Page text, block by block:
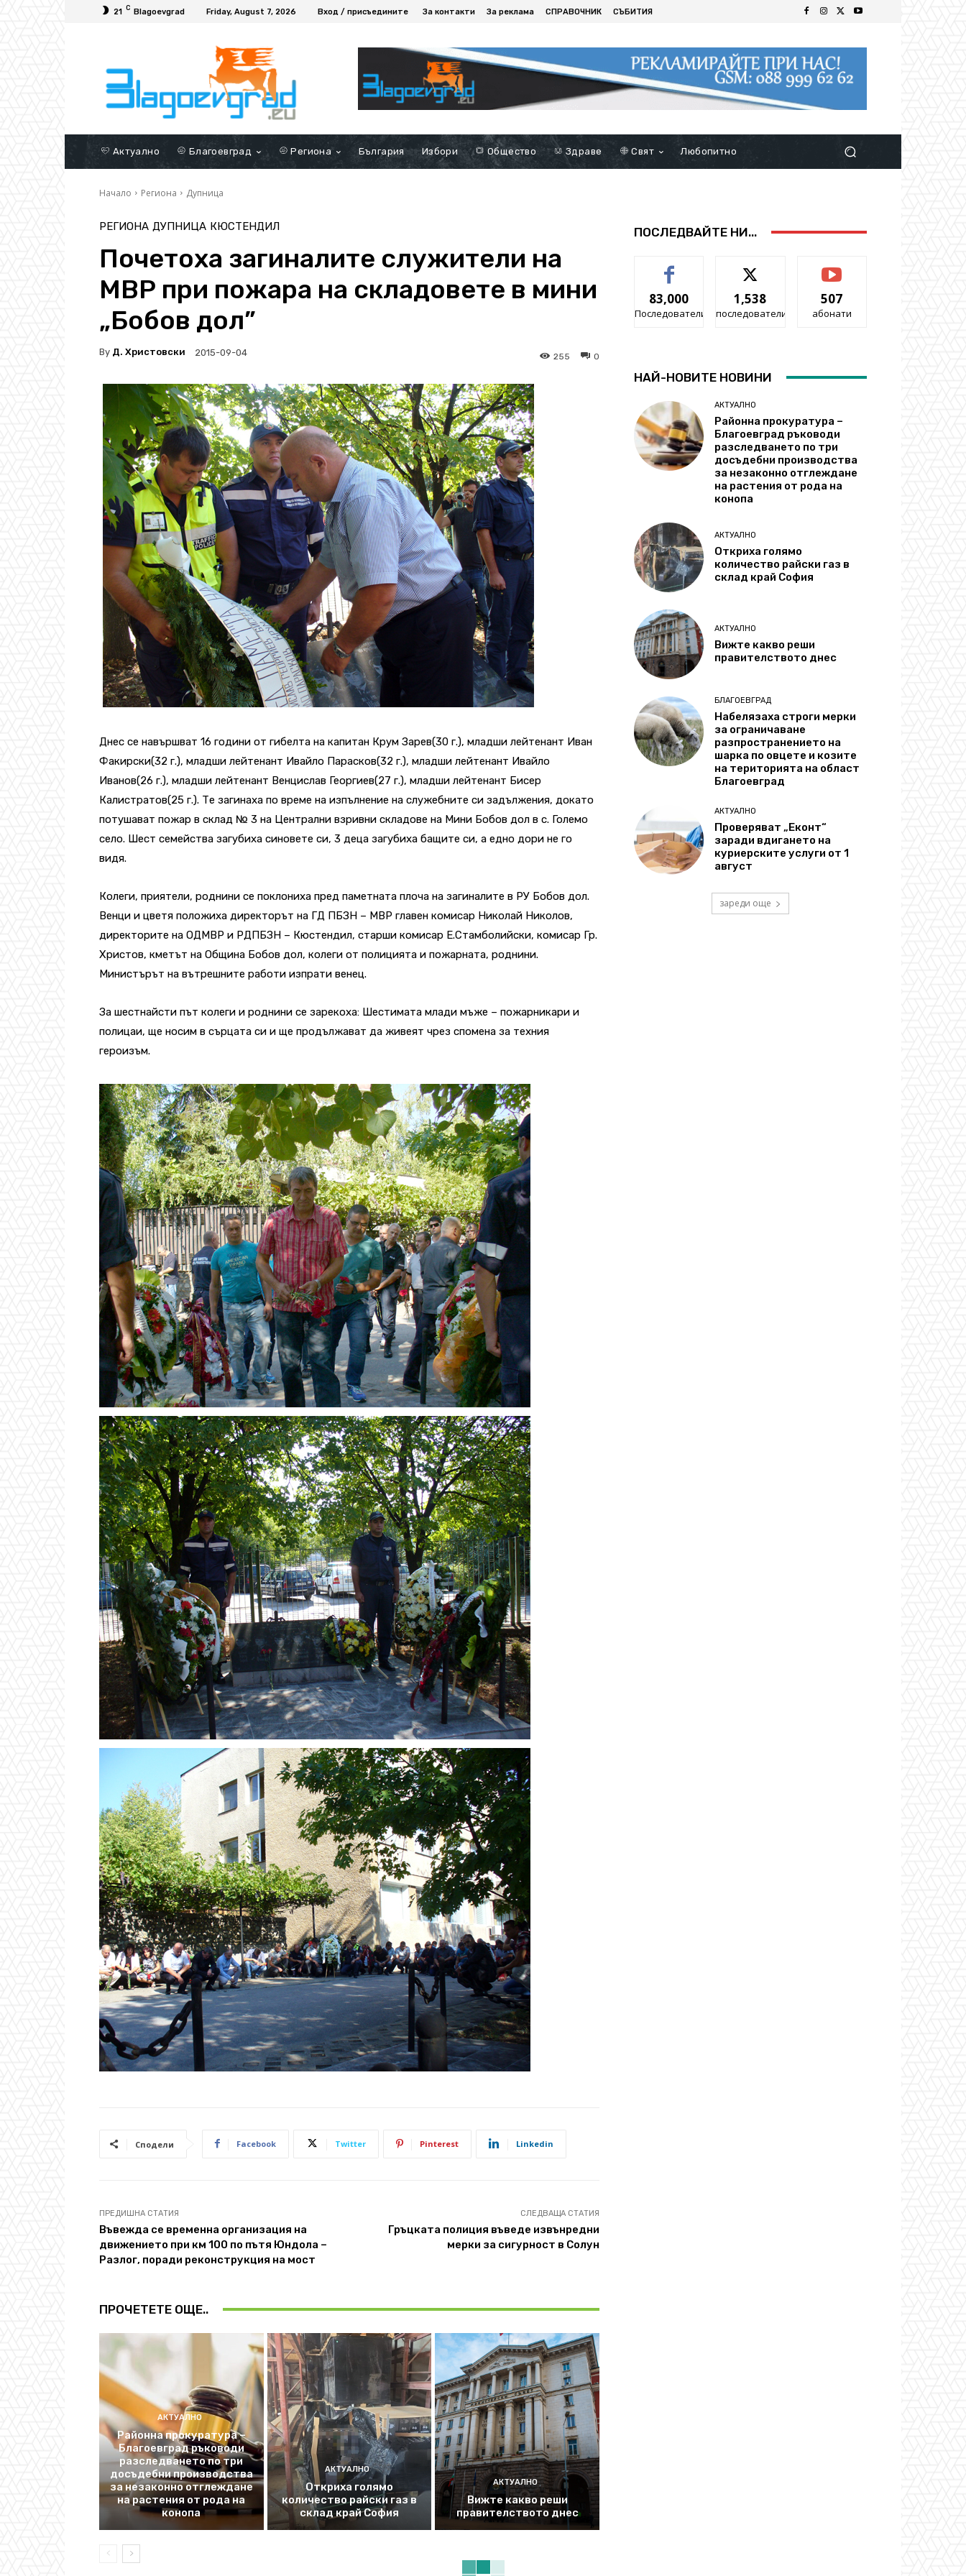
21 C Blagoevgrad Friday, August 7, 2026 Вход / присъедините За контакти За реклама СПРАВОЧНИК СЪБИТИЯ
Актуално Благоевград Региона България Избори Общество Здраве Свят Любопитно
Начало Региона Дупница
РЕГИОНА ДУПНИЦА КЮСТЕНДИЛ
Почетоха загиналите служители на
МВР при пожара на складовете в мини
„Бобов дол”
By Д. Христовски 2015-09-04 0
255
Днес се навършват 16 години от гибелта на капитан Крум Зарев(30 г.), младши лейтенант Иван
Факирски(32 г.), младши лейтенант Ивайло Парасков(32 г.), младши лейтенант Ивайло
Иванов(26 г.), младши лейтенант Венцислав Георгиев(27 г.), младши лейтенант Бисер
Калистратов(25 г.). Те загинаха по време на изпълнение на служебните си задължения, докато
потушават пожар в склад № 3 на Централни взривни складове на Мини Бобов дол в с. Големо
село. Шест семейства загубиха синовете си, 3 деца загубиха бащите си, а едно дори не го
видя.
Колеги, приятели, роднини се поклониха пред паметната плоча на загиналите в РУ Бобов дол.
Венци и цветя положиха директорът на ГД ПБЗН – МВР главен комисар Николай Николов,
директорите на ОДМВР и РДПБЗН – Кюстендил, старши комисар Е.Стамболийски, комисар Гр.
Христов, кметът на Община Бобов дол, колеги от полицията и пожарната, роднини.
Министърът на вътрешните работи изпрати венец.
За шестнайсти път колеги и роднини се зарекоха: Шестимата млади мъже – пожарникари и
полицаи, ще носим в сърцата си и ще продължават да живеят чрез спомена за техния
героизъм.
Сподели Facebook Twitter Pinterest Linkedin
ПРЕДИШНА СТАТИЯ
Въвежда се временна организация на
движението при км 100 по пътя Юндола –
Разлог, поради реконструкция на мост
СЛЕДВАЩА СТАТИЯ
Гръцката полиция въведе извънредни
мерки за сигурност в Солун
ПРОЧЕТЕТЕ ОЩЕ..
АКТУАЛНО
Районна прокуратура –
Благоевград ръководи
разследването по три
досъдебни производства
за незаконно отглеждане
на растения от рода на
конопа
АКТУАЛНО
Откриха голямо
количество райски газ в
склад край София
АКТУАЛНО
Вижте какво реши
правителството днес
ПОСЛЕДВАЙТЕ НИ...
83,000
Последователи
1,538
последователи
507
абонати
НАЙ-НОВИТЕ НОВИНИ
АКТУАЛНО
Районна прокуратура –
Благоевград ръководи
разследването по три
досъдебни производства
за незаконно отглеждане
на растения от рода на
конопа
АКТУАЛНО
Откриха голямо
количество райски газ в
склад край София
АКТУАЛНО
Вижте какво реши
правителството днес
БЛАГОЕВГРАД
Набелязаха строги мерки
за ограничаване
разпространението на
шарка по овцете и козите
на територията на област
Благоевград
АКТУАЛНО
Проверяват „Еконт“
заради вдигането на
куриерските услуги от 1
август
зареди още